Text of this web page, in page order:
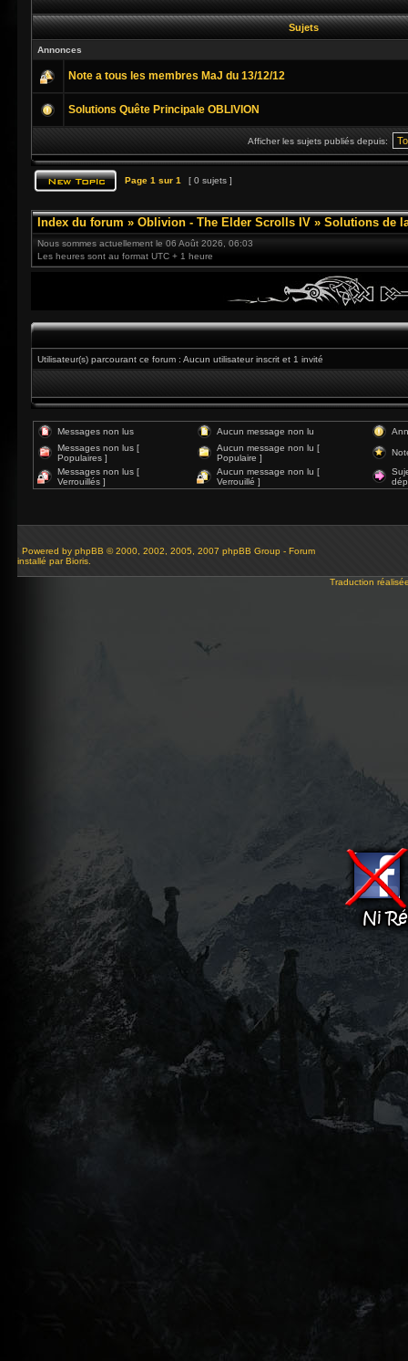
Sujets
Annonces
Note a tous les membres MaJ du 13/12/12
Solutions Quête Principale OBLIVION
Afficher les sujets publiés depuis:
Page 1 sur 1 [ 0 sujets ]
Index du forum » Oblivion - The Elder Scrolls IV » Solutions de
Nous sommes actuellement le 06 Août 2026, 06:03
Les heures sont au format UTC + 1 heure
Utilisateur(s) parcourant ce forum : Aucun utilisateur inscrit et 1 invité
Messages non lus Aucun message non lu
Messages non lus [
Populaires ]
Aucun message non lu [
Populaire ]
Messages non lus [
Verrouillés ]
Aucun message non lu [
Verrouillé ]
Powered by phpBB © 2000, 2002, 2005, 2007 phpBB Group - Forum
installé par Bioris.
Traduction